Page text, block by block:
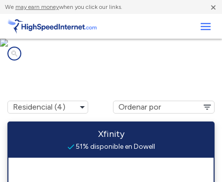
We may earn moneywhen you click our links. ×
Xfinity
51% disponible en Dowell